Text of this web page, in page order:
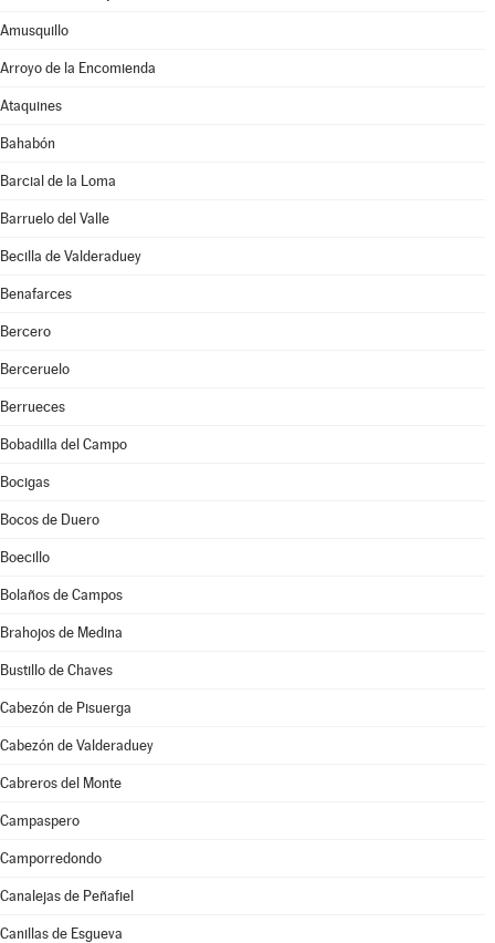
Amusquillo
Arroyo de la Encomienda
Ataquines
Bahabón
Barcial de la Loma
Barruelo del Valle
Becilla de Valderaduey
Benafarces
Bercero
Berceruelo
Berrueces
Bobadilla del Campo
Bocigas
Bocos de Duero
Boecillo
Bolaños de Campos
Brahojos de Medina
Bustillo de Chaves
Cabezón de Pisuerga
Cabezón de Valderaduey
Cabreros del Monte
Campaspero
Camporredondo
Canalejas de Peñafiel
Canillas de Esgueva